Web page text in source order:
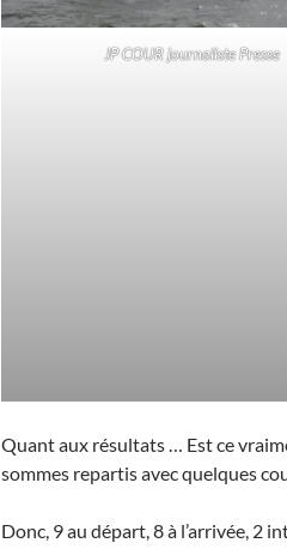
JP COUR journaliste Presse
Quant aux résultats … Est ce
sommes repartis avec quelques
Donc, 9 au départ, 8 à l’arrivée, 2